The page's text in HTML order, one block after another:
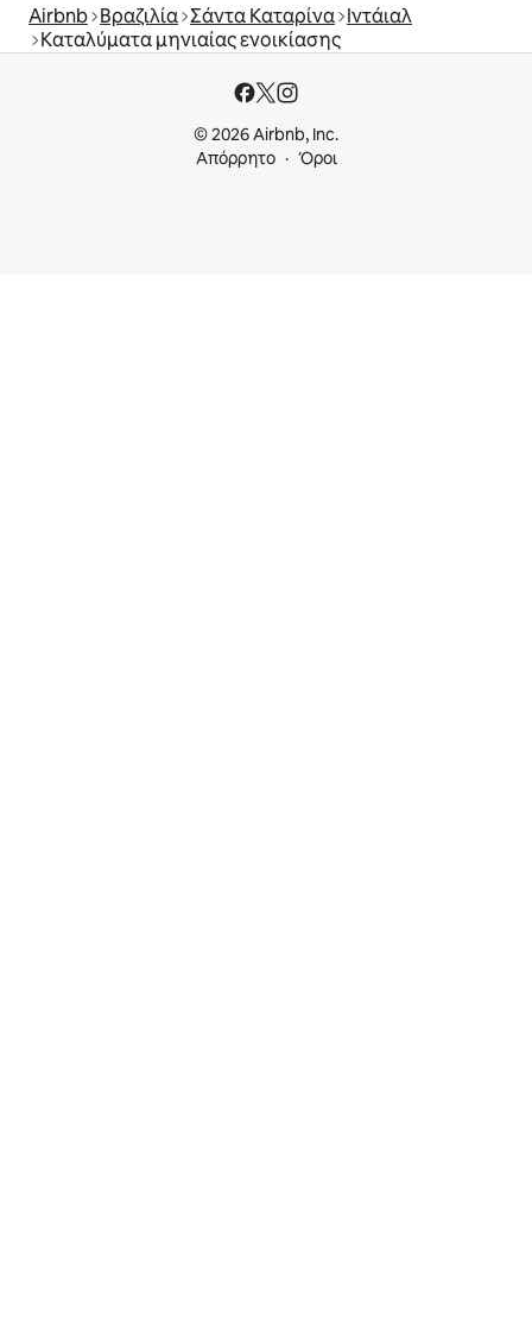
Airbnb Βραζιλία Σάντα Καταρίνα Ιντάιαλ
Καταλύματα μηνιαίας ενοικίασης
© 2026 Airbnb, Inc.
Απόρρητο
Όροι